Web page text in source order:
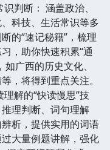
判断： 涵盖政治、
科技、生活常识等多
的“速记秘籍”，梳理
，助你快速积累“通
广西的历史文化、
，将得到重点关注。
解的“快读慢思”技
理判断、词句理解
析，提供实用的词语
大量例题讲解，强化